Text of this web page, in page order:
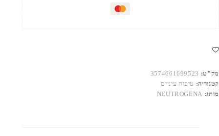
מק"ט: 3574661699523
קטגוריה: טיפוח עיניים
מותג: NEUTROGENA